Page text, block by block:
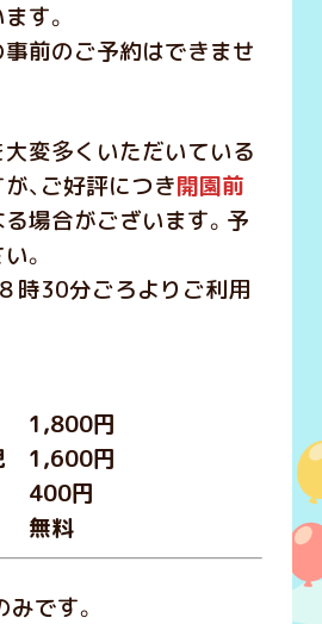
す。
前のご予約はできませ
変多くいただいている
、ご好評につき開園前
る場合がございます。予
。
時30分ごろよりご利用
円
1,600円
円
料
です。